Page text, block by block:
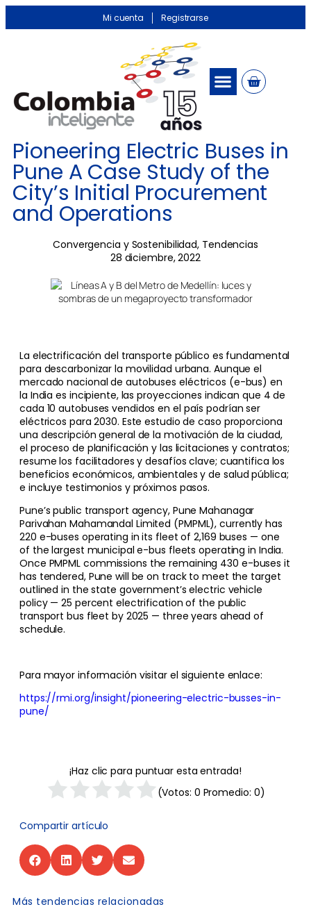
Mi cuenta Registrarse
Pioneering Electric Buses in
Pune A Case Study of the
City’s Initial Procurement
and Operations
Convergencia y Sostenibilidad, Tendencias
28 diciembre, 2022
La electrificación del transporte público es fundamental
para descarbonizar la movilidad urbana. Aunque el
mercado nacional de autobuses eléctricos (e-bus) en
la India es incipiente, las proyecciones indican que 4 de
cada 10 autobuses vendidos en el país podrían ser
eléctricos para 2030. Este estudio de caso proporciona
una descripción general de la motivación de la ciudad,
el proceso de planificación y las licitaciones y contratos;
resume los facilitadores y desafíos clave; cuantifica los
beneficios económicos, ambientales y de salud pública;
e incluye testimonios y próximos pasos.
Pune’s public transport agency, Pune Mahanagar
Parivahan Mahamandal Limited (PMPML), currently has
220 e-buses operating in its fleet of 2,169 buses — one
of the largest municipal e-bus fleets operating in India.
Once PMPML commissions the remaining 430 e-buses it
has tendered, Pune will be on track to meet the target
outlined in the state government’s electric vehicle
policy — 25 percent electrification of the public
transport bus fleet by 2025 — three years ahead of
schedule.
Para mayor información visitar el siguiente enlace:
https://rmi.org/insight/pioneering-electric-busses-in-
pune/
¡Haz clic para puntuar esta entrada!
(Votos: 0 Promedio: 0)
Compartir artículo
Más tendencias relacionadas